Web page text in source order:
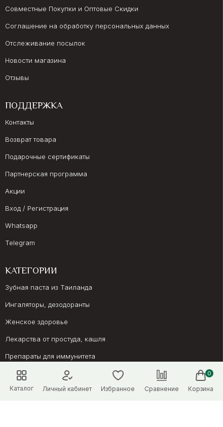
Каталог Личный кабинет Избранное Сравнение
0
Корзина
Совместные Покупки и Оптовые Скидки
Соглашение на обработку персональных данных
Отслеживание посылок
Новости магазина
Отзывы
ПОДДЕРЖКА
Контакты
Возврат товара
Подарочные сертификаты
Партнерская программа
Акции
Вход / Регистрация
Whatsapp
Telegram
КАТЕГОРИИ
Зубная паста из Таиланда
Ингаляторы, дезодоранты
Женское здоровье
Лекарства от простуда, кашля
Препараты для иммунитета
Онкология, суставы